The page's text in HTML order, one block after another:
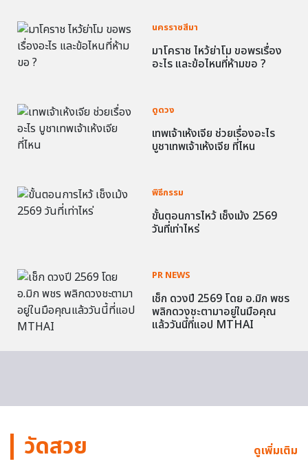
นครราชสีมา
มาโคราช ไหว้ย่าโม ขอพรเรื่อง
อะไร และข้อไหนที่ห้ามขอ ?
ดูดวง
เทพเจ้าเห้งเจีย ช่วยเรื่องอะไร
บูชาเทพเจ้าเห้งเจีย ที่ไหน
พิธีกรรม
ขั้นตอนการไหว้ เช็งเม้ง 2569
วันที่เท่าไหร่
PR NEWS
เช็ก ดวงปี 2569 โดย อ.มิก พชร
พลิกดวงชะตามาอยู่ในมือคุณ
แล้ววันนี้ที่แอป MTHAI
วัดสวย ดูเพิ่มเติม